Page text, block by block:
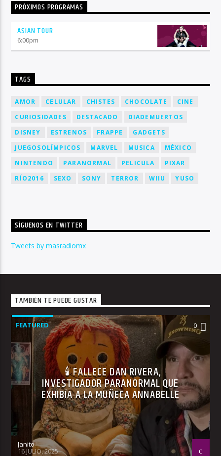
PRÓXIMOS PROGRAMAS
ASIAN TOUR
6:00pm
TAGS
AMOR CELULAR CHISTES CHOCOLATE
CINE
CURIOSIDADES
DESTACADO
DIADEMUERTOS
DISNEY
ESTRENOS FRAPPE
GADGETS
JUEGOSOLÍMPICOS
MARVEL MUSICA
MÉXICO
NINTENDO
PARANORMAL PELICULA
PIXAR
RÍO2016
SEXO SONY TERROR WIIU YUSO
SÍGUENOS EN TWITTER
Tweets by masradiomx
TAMBIÉN TE PUEDE GUSTAR
FEATURED 0
🕯 FALLECE DAN RIVERA,
INVESTIGADOR PARANORMAL QUE
EXHIBÍA A LA MUÑECA ANNABELLE
Janito
16 JULIO, 2025